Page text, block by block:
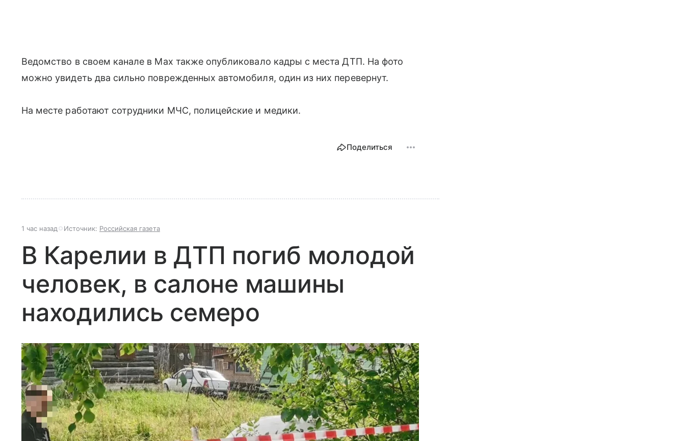
Ведомство в своем канале в Max также опубликовало кадры с места ДТП. На фото
можно увидеть два сильно поврежденных автомобиля, один из них перевернут.
На месте работают сотрудники МЧС, полицейские и медики.
Поделиться
1 час назад Источник: Российская газета
В Карелии в ДТП погиб молодой
человек, в салоне машины
находились семеро